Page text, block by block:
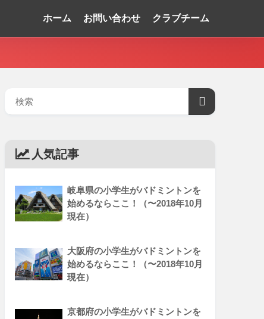
ホーム お問い合わせ クラブチーム
人気記事
岐阜県の小学生がバドミントンを
始めるならここ！（〜2018年10月
現在）
大阪府の小学生がバドミントンを
始めるならここ！（〜2018年10月
現在）
京都府の小学生がバドミントンを